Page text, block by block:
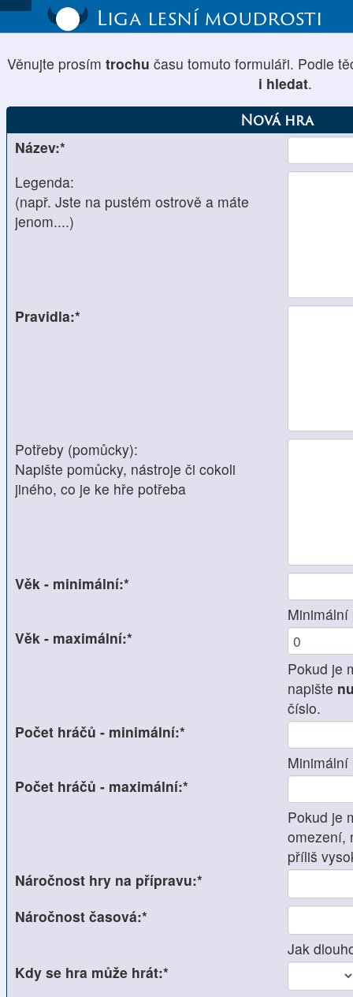
Liga lesní moudrosti
Věnujte prosím trochu času tomuto formuláři. Podle
i hledat.
Nová hra
Název:*
Legenda:
(např. Jste na pustém ostrově a máte
jenom....)
Pravidla:*
Potřeby (pomůcky):
Napište pomůcky, nástroje či cokoli
jiného, co je ke hře potřeba
Věk - minimální:*
Minimální
Věk - maximální:*
Pokud je
napište
číslo.
Počet hráčů - minimální:*
Minimální
Počet hráčů - maximální:*
Pokud je
omezení,
příliš
Náročnost hry na přípravu:*
Náročnost časová:*
Jak
Kdy se hra může hrát:*